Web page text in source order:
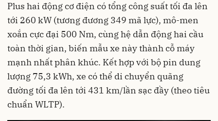
Plus hai động cơ điện có tổng công suất tối đa lên
tới 260 kW (tương đương 349 mã lực), mô-men
xoắn cực đại 500 Nm, cùng hệ dẫn động hai cầu
toàn thời gian, biến mẫu xe này thành cỗ máy
mạnh nhất phân khúc. Kết hợp với bộ pin dung
lượng 75,3 kWh, xe có thể di chuyển quãng
đường tối đa lên tới 431 km/lần sạc đầy (theo tiêu
chuẩn WLTP).